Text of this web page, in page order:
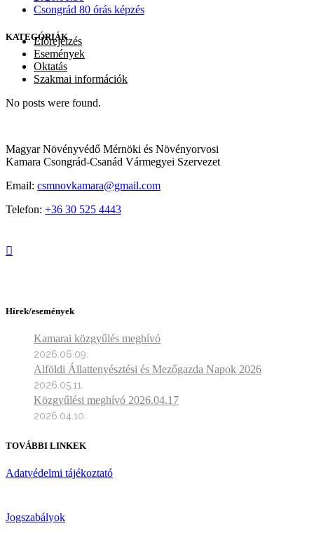
Csongrád 80 órás képzés
KATEGÓRIÁK
Előrejelzés
Események
Oktatás
Szakmai információk
No posts were found.
Magyar Növényvédő Mérnöki és Növényorvosi
Kamara Csongrád-Csanád Vármegyei Szervezet
Email: csmnovkamara@gmail.com
Telefon: +36 30 525 4443
Hírek/események
Kamarai közgyűlés meghívó
2026.06.09.
Alföldi Állattenyésztési és Mezőgazda Napok 2026
2026.05.11.
Közgyűlési meghívó 2026.04.17
2026.04.10.
TOVÁBBI LINKEK
Adatvédelmi tájékoztató
Jogszabályok